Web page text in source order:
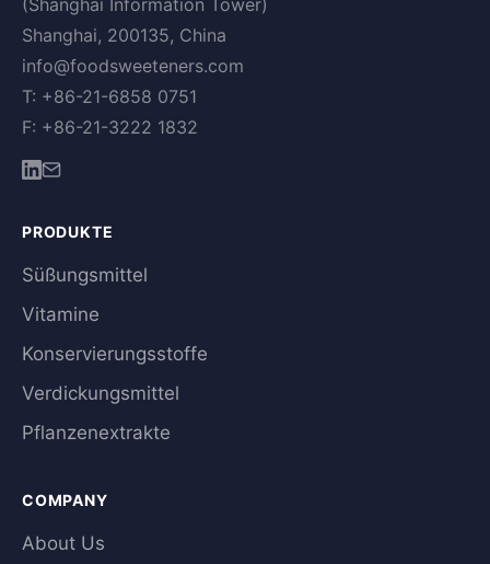
(Shanghai Information Tower)
Shanghai, 200135, China
info@foodsweeteners.com
T: +86-21-6858 0751
F: +86-21-3222 1832
PRODUKTE
Süßungsmittel
Vitamine
Konservierungsstoffe
Verdickungsmittel
Pflanzenextrakte
COMPANY
About Us